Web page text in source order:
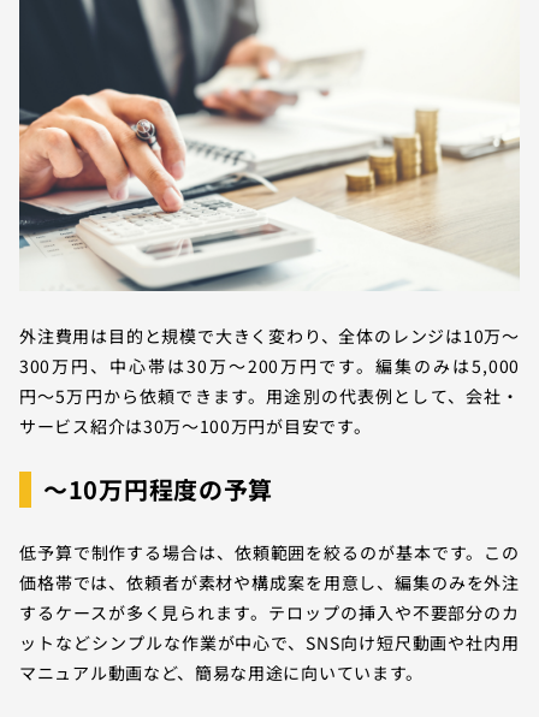
外注費用は目的と規模で大きく変わり、全体のレンジは10万〜
300万円、中心帯は30万〜200万円です。編集のみは5,000
円〜5万円から依頼できます。用途別の代表例として、会社・
サービス紹介は30万〜100万円が目安です。
〜10万円程度の予算
低予算で制作する場合は、依頼範囲を絞るのが基本です。この
価格帯では、依頼者が素材や構成案を用意し、編集のみを外注
するケースが多く見られます。テロップの挿入や不要部分のカ
ットなどシンプルな作業が中心で、SNS向け短尺動画や社内用
マニュアル動画など、簡易な用途に向いています。